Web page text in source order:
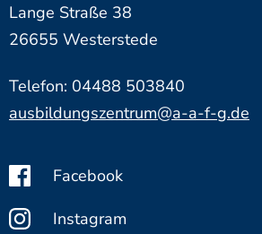
Lange Straße 38
26655 Westerstede
Telefon: 04488 503840
ausbildungszentrum@a-a-f-g.de
Facebook
Instagram